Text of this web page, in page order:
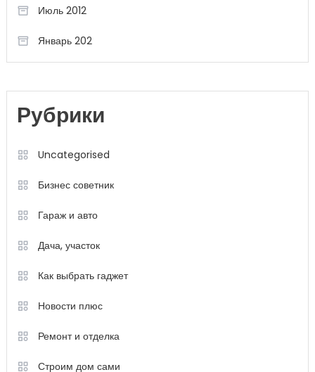
Июль 2012
Январь 202
Рубрики
Uncategorised
Бизнес советник
Гараж и авто
Дача, участок
Как выбрать гаджет
Новости плюс
Ремонт и отделка
Строим дом сами